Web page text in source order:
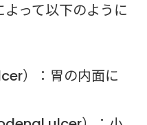
って以下のように
）：胃の内面に